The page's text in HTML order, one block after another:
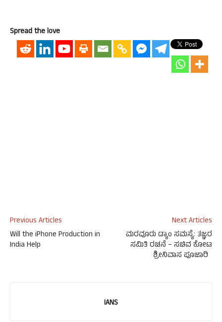
Spread the love
Previous Articles
Will the iPhone Production in
India Help
Next Articles
ಮರವೂರು ಡ್ಯಾಂ ಸಮಸ್ಯೆ: ತಜ್ಞರ
ಸಮಿತಿ ರಚನೆ – ಸಚಿವ ಕೋಟ
ಶ್ರೀನಿವಾಸ ಪೂಜಾರಿ
IANS